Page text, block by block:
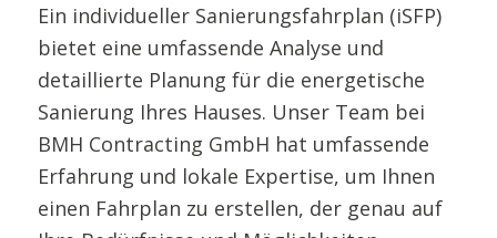
Ein individueller Sanierungsfahrplan (iSFP)
bietet eine umfassende Analyse und
detaillierte Planung für die energetische
Sanierung Ihres Hauses. Unser Team bei
BMH Contracting GmbH hat umfassende
Erfahrung und lokale Expertise, um Ihnen
einen Fahrplan zu erstellen, der genau auf